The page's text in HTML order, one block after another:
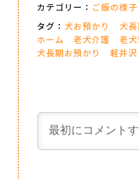
カテゴリー： ご飯の様子
タグ： 犬お預かり 犬
ホーム
老犬介護 老
犬長期お預かり
軽井沢